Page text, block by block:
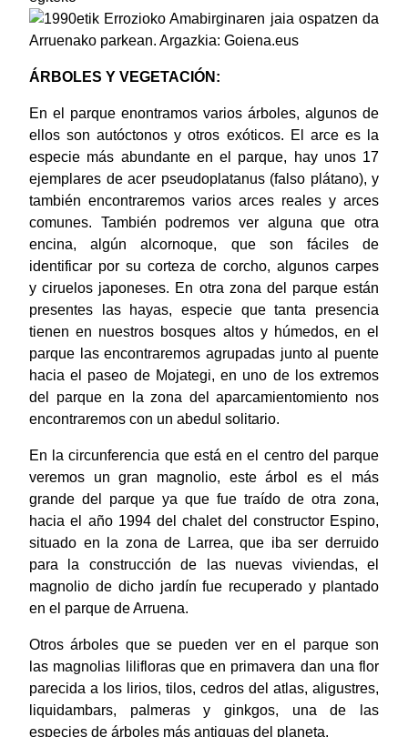
ÁRBOLES Y VEGETACIÓN:
En el parque enontramos varios árboles, algunos de
ellos son autóctonos y otros exóticos. El arce es la
especie más abundante en el parque, hay unos 17
ejemplares de acer pseudoplatanus (falso plátano), y
también encontraremos varios arces reales y arces
comunes. También podremos ver alguna que otra
encina, algún alcornoque, que son fáciles de
identificar por su corteza de corcho, algunos carpes
y ciruelos japoneses. En otra zona del parque están
presentes las hayas, especie que tanta presencia
tienen en nuestros bosques altos y húmedos, en el
parque las encontraremos agrupadas junto al puente
hacia el paseo de Mojategi, en uno de los extremos
del parque en la zona del aparcamientomiento nos
encontraremos con un abedul solitario.
En la circunferencia que está en el centro del parque
veremos un gran magnolio, este árbol es el más
grande del parque ya que fue traído de otra zona,
hacia el año 1994 del chalet del constructor Espino,
situado en la zona de Larrea, que iba ser derruido
para la construcción de las nuevas viviendas, el
magnolio de dicho jardín fue recuperado y plantado
en el parque de Arruena.
Otros árboles que se pueden ver en el parque son
las magnolias lilifloras que en primavera dan una flor
parecida a los lirios, tilos, cedros del atlas, aligustres,
liquidambars, palmeras y ginkgos, una de las
especies de árboles más antiguas del planeta.